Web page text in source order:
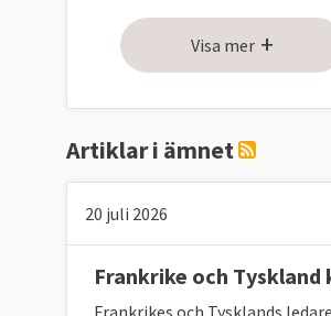
EU.
Kina tillhör de länder i
156 av 167 länderi
1.Hur ser EU:s
Relationen består av
Visa mer +
Artiklar i ämnet
20 juli 2026
Frankrike och
Frankrikes och Tysklands